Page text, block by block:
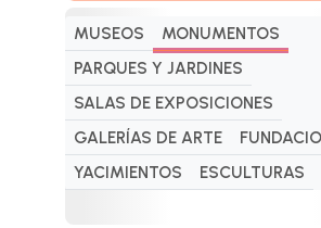
MUSEOS
MONUMENTOS
PARQUES Y JARDINES
SALAS DE EXPOSICIONES
GALERÍAS DE ARTE
YACIMIENTOS
ESCULTURAS